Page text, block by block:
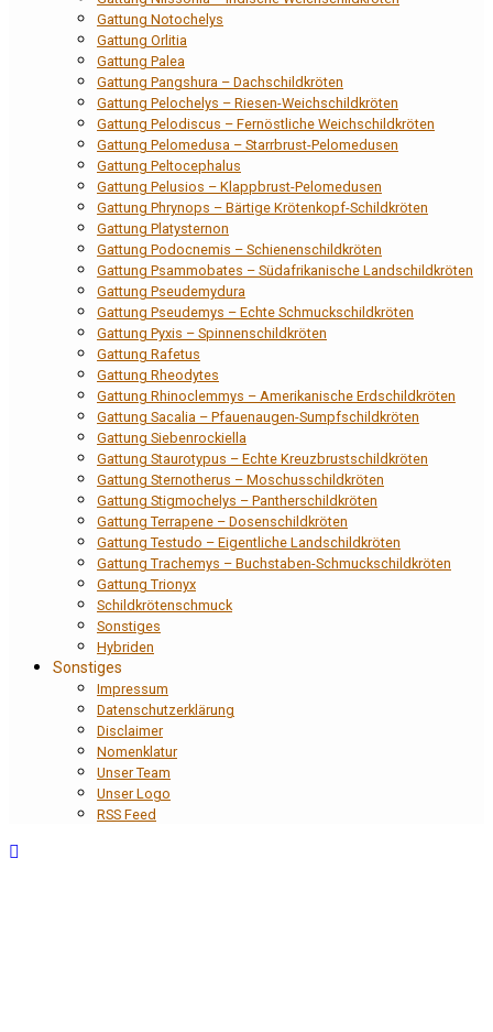
Gattung Notochelys
Gattung Orlitia
Gattung Palea
Gattung Pangshura – Dachschildkröten
Gattung Pelochelys – Riesen-Weichschildkröten
Gattung Pelodiscus – Fernöstliche Weichschildkröten
Gattung Pelomedusa – Starrbrust-Pelomedusen
Gattung Peltocephalus
Gattung Pelusios – Klappbrust-Pelomedusen
Gattung Phrynops – Bärtige Krötenkopf-Schildkröten
Gattung Platysternon
Gattung Podocnemis – Schienenschildkröten
Gattung Psammobates – Südafrikanische Landschildkröten
Gattung Pseudemydura
Gattung Pseudemys – Echte Schmuckschildkröten
Gattung Pyxis – Spinnenschildkröten
Gattung Rafetus
Gattung Rheodytes
Gattung Rhinoclemmys – Amerikanische Erdschildkröten
Gattung Sacalia – Pfauenaugen-Sumpfschildkröten
Gattung Siebenrockiella
Gattung Staurotypus – Echte Kreuzbrustschildkröten
Gattung Sternotherus – Moschusschildkröten
Gattung Stigmochelys – Pantherschildkröten
Gattung Terrapene – Dosenschildkröten
Gattung Testudo – Eigentliche Landschildkröten
Gattung Trachemys – Buchstaben-Schmuckschildkröten
Gattung Trionyx
Schildkrötenschmuck
Sonstiges
Hybriden
Sonstiges
Impressum
Datenschutzerklärung
Disclaimer
Nomenklatur
Unser Team
Unser Logo
RSS Feed